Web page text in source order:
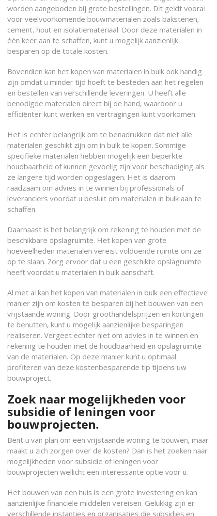
worden aangeboden bij grote bestellingen. Dit geldt vooral
voor veelvoorkomende bouwmaterialen zoals bakstenen,
cement, hout en isolatiemateriaal. Door deze materialen in
één keer aan te schaffen, kunt u mogelijk aanzienlijk
besparen op de totale kosten.
Bovendien kan het kopen van materialen in bulk ook handig
zijn omdat u minder tijd hoeft te besteden aan het regelen
en bestellen van verschillende leveringen. U heeft alle
benodigde materialen direct bij de hand, waardoor u
efficiënter kunt werken en vertragingen kunt voorkomen.
Het is echter belangrijk om te benadrukken dat niet alle
materialen geschikt zijn om in bulk te kopen. Sommige
specifieke materialen hebben mogelijk een beperkte
houdbaarheid of kunnen gevoelig zijn voor beschadiging als
ze langere tijd worden opgeslagen. Het is daarom
raadzaam om advies in te winnen bij professionals of
leveranciers voordat u besluit om materialen in bulk aan te
schaffen.
Daarnaast is het belangrijk om rekening te houden met de
beschikbare opslagruimte. Het kopen van grote
hoeveelheden materialen vereist voldoende ruimte om ze
op te slaan. Zorg ervoor dat u een geschikte opslagruimte
heeft voordat u materialen in bulk aanschaft.
Al met al kan het kopen van materialen in bulk een effectieve
manier zijn om kosten te besparen bij het bouwen van een
vrijstaande woning. Door groothandelsprijzen en kortingen
te benutten, kunt u mogelijk aanzienlijke besparingen
realiseren. Vergeet echter niet om advies in te winnen en
rekening te houden met de houdbaarheid en opslagruimte
van de materialen. Op deze manier kunt u optimaal
profiteren van deze kostenbesparende tip tijdens uw
bouwproject.
Zoek naar mogelijkheden voor
subsidie of leningen voor
bouwprojecten.
Bent u van plan om een vrijstaande woning te bouwen, maar
maakt u zich zorgen over de kosten? Dan is het zoeken naar
mogelijkheden voor subsidie of leningen voor
bouwprojecten wellicht een interessante optie voor u.
Het bouwen van een huis is een grote investering en kan
aanzienlijke financiële middelen vereisen. Gelukkig zijn er
verschillende instanties en organisaties die subsidies en